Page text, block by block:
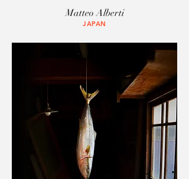
Matteo Alberti
JAPAN